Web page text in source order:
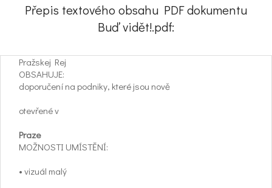
Přepis textového obsahu PDF dokumentu
Buď vidět!.pdf:
Pražskej Rej
OBSAHUJE:
doporučení na podniky, které jsou nově
otevřené v
Praze
MOŽNOSTI UMÍSTĚNÍ:
• vizuál malý